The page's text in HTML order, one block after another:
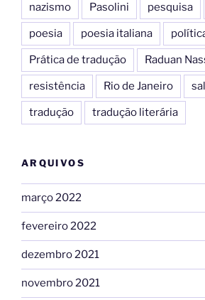
nazismo Pasolini pesquisa
poesia poesia italiana
Prática de tradução Raduan
resistência Rio de Janeiro
tradução tradução literária
ARQUIVOS
março 2022
fevereiro 2022
dezembro 2021
novembro 2021